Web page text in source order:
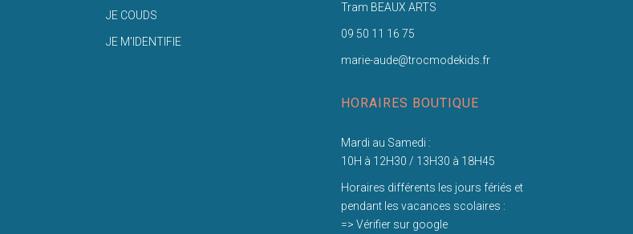
JE COUDS
JE M'IDENTIFIE
Tram BEAUX ARTS
09 50 11 16 75
marie-aude@trocmodekids.fr
HORAIRES BOUTIQUE
Mardi au Samedi :
10H à 12H30 / 13H30 à 18H45
Horaires différents les jours fériés et
pendant les vacances scolaires :
=> Vérifier sur google